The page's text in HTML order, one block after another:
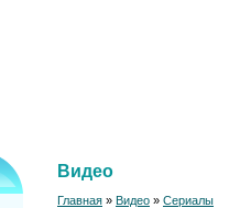
Видео
Главная » Видео » Сериалы